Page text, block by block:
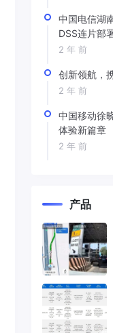
中国电信湖
DSS连片部
2 年 前
创新领航，
2 年 前
中国移动徐
体验新篇章
2 年 前
产品